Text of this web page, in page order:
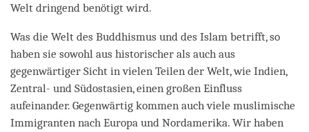
Welt dringend benötigt wird.
Was die Welt des Buddhismus und des Islam betrifft, so
haben sie sowohl aus historischer als auch aus
gegenwärtiger Sicht in vielen Teilen der Welt, wie Indien,
Zentral- und Südostasien, einen großen Einfluss
aufeinander. Gegenwärtig kommen auch viele muslimische
Immigranten nach Europa und Nordamerika. Wir haben